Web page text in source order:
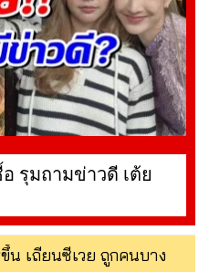
รุมถามข่าวดี เต้ย
ขึ้น เถียนซีเวย ถูกคนบาง